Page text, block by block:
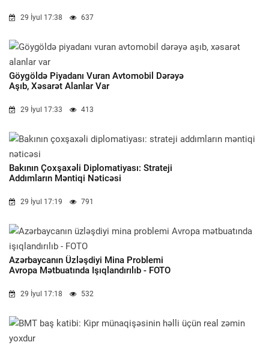
29 İyul 17:38 637
Göygöldə Piyadanı Vuran Avtomobil Dərəyə
Aşıb, Xəsarət Alanlar Var
29 İyul 17:33 413
Bakının Çoxşaxəli Diplomatiyası: Strateji
Addımların Məntiqi Nəticəsi
29 İyul 17:19 791
Azərbaycanın Üzləşdiyi Mina Problemi
Avropa Mətbuatında Işıqlandırılıb - FOTO
29 İyul 17:18 532